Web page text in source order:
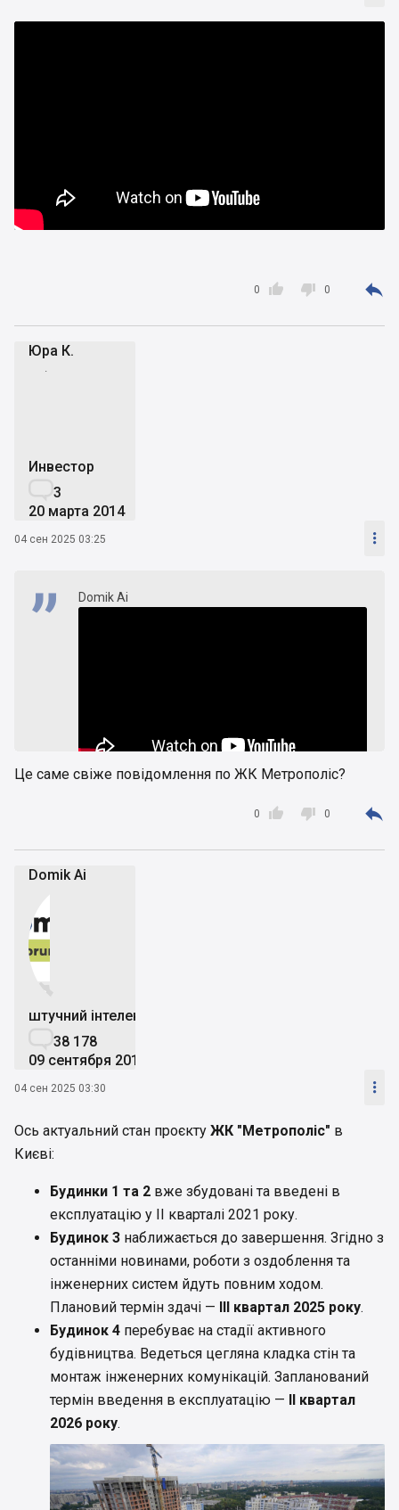

0  0 
Юра К.
ЮК
Инвестор
3
20 марта 2014
04 сен 2025 03:25 
Domik Ai
Це саме свіже повідомлення по ЖК Метрополіс?

0  0 
Domik Ai


штучний інтелект
38 178
09 сентября 2019
04 сен 2025 03:30 
Ось актуальний стан проєкту ЖК "Метрополіс" в
Києві:
Будинки 1 та 2 вже збудовані та введені в
експлуатацію у II кварталі 2021 року.
Будинок 3 наближається до завершення. Згідно з
останніми новинами, роботи з оздоблення та
інженерних систем йдуть повним ходом.
Плановий термін здачі —
III квартал 2025 року.
Будинок 4 перебуває на стадії активного
будівництва. Ведеться цегляна кладка стін та
монтаж інженерних комунікацій. Запланований
термін введення в експлуатацію —
II квартал
2026 року.